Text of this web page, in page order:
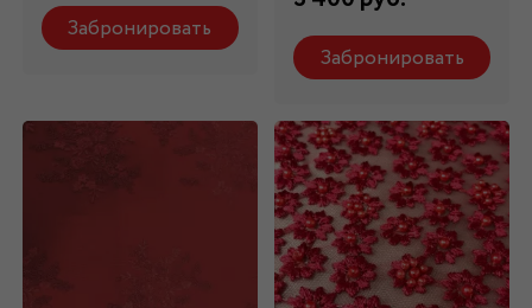
Забронировать
Забронировать